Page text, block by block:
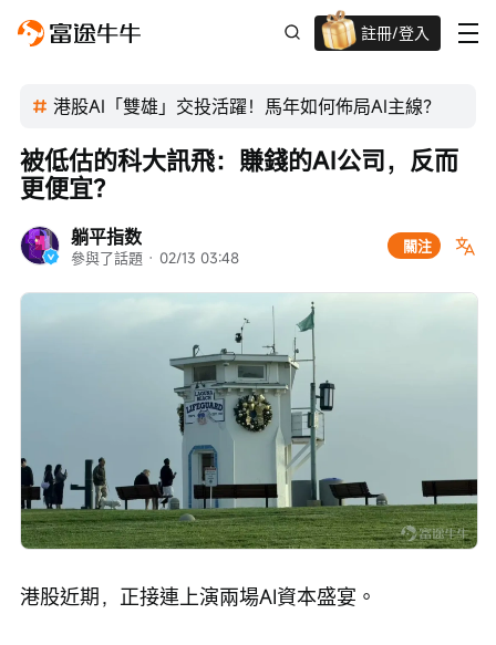
註冊/登入
迎新驚喜賞 股票/BTC等任你揀!
港股AI「雙雄」交投活躍！馬年如何佈局AI主線？
躺平指数
參與了話題 · 02/13 03:48
關注
被低估的科大訊飛：賺錢的AI公司，反而
更便宜？
港股近期，正接連上演兩場AI資本盛宴。